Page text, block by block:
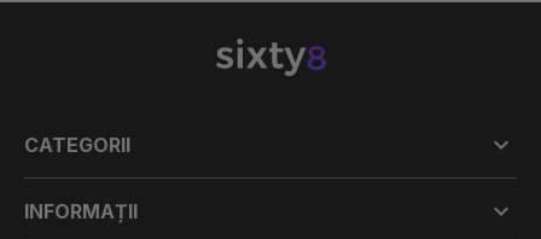
CATEGORII 
INFORMAȚII 